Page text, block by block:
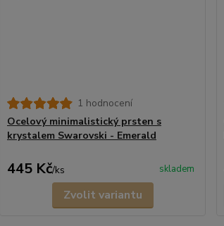
1 hodnocení
Ocelový minimalistický prsten s
krystalem Swarovski - Emerald
445 Kč/ks skladem
Zvolit variantu